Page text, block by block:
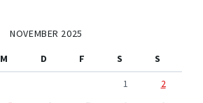
NOVEMBER 2025
M D F S
S
1
2